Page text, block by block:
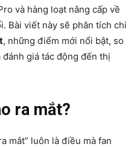
và hàng loạt nâng cấp về
Bài viết này sẽ phân tích chi
, những điểm mới nổi bật, so
giá tác động đến thị
ra mắt?
mắt” luôn là điều mà fan